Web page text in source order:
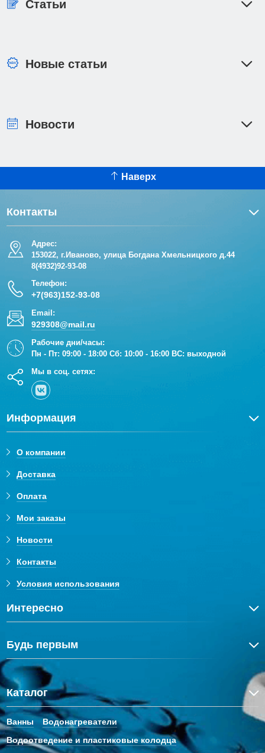
Статьи
Новые статьи
Новости
Наверх
Контакты
Адрес:
153022, г.Иваново, улица Богдана Хмельницкого д.44
8(4932)92-93-08
Телефон:
+7(963)152-93-08
Email:
929308@mail.ru
Рабочие дни/часы:
Пн - Пт: 09:00 - 18:00 Сб: 10:00 - 16:00 ВС: выходной
Мы в соц. сетях:
Информация
О компании
Доставка
Оплата
Мои заказы
Новости
Контакты
Условия использования
Интересно
Будь первым
Каталог
Ванны
Водонагреватели
Водоотведение и пластиковые колодца